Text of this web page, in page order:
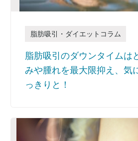
脂肪吸引・ダイエットコラム
脂肪吸引のダウンタイムは
みや腫れを最大限抑え、気
っきりと！